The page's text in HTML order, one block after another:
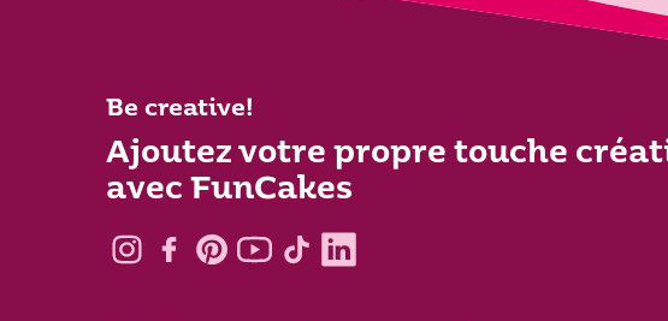
Be creative!
Ajoutez votre propre touche
avec FunCakes